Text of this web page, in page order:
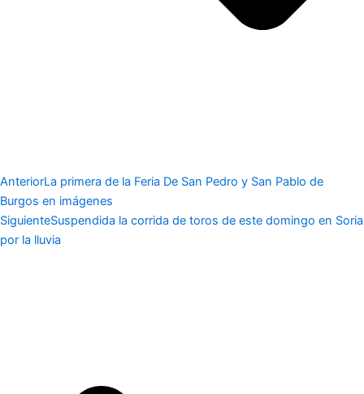
AnteriorLa primera de la Feria De San Pedro y San Pablo de
Burgos en imágenes
SiguienteSuspendida la corrida de toros de este domingo en Soria
por la lluvia